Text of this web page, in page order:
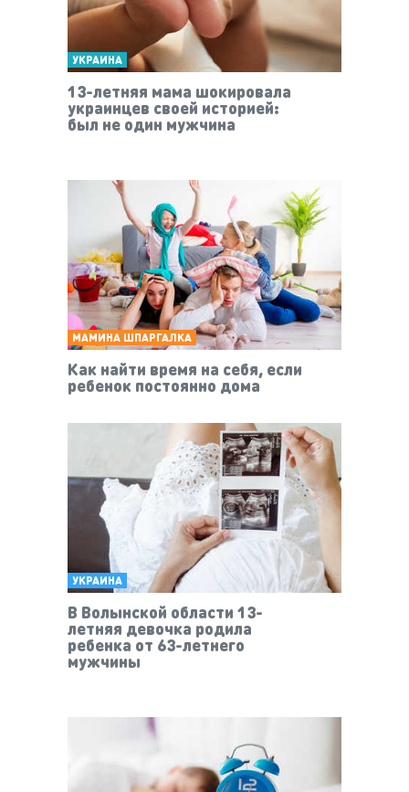
УКРАИНА
13-летняя мама шокировала
украинцев своей историей:
был не один мужчина
МАМИНА ШПАРГАЛКА
Как найти время на себя, если
ребенок постоянно дома
УКРАИНА
В Волынской области 13-
летняя девочка родила
ребенка от 63-летнего
мужчины